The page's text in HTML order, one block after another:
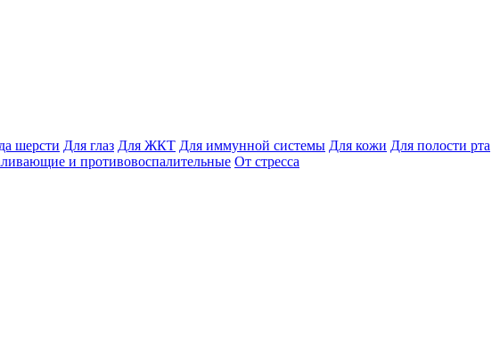
шерсти Для глаз Для ЖКТ Для иммунной системы Для кожи Для полости рта
и противовоспалительные От стресса